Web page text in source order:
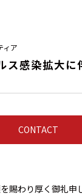
ィア
ス感染拡大に
CONTACT
賜わり厚く御礼申